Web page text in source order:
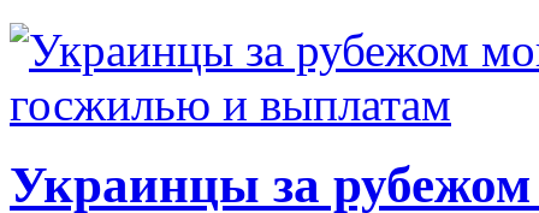
Украинцы за рубежом